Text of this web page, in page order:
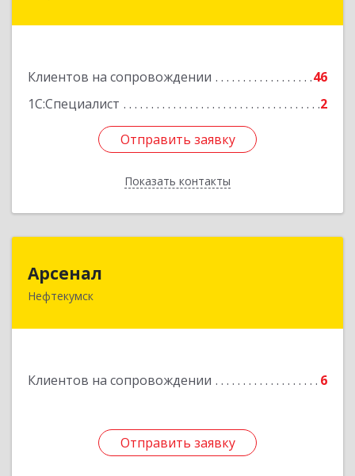
Клиентов на сопровождении
46
1С:Специалист
2
Отправить заявку
Показать контакты
Подробнее
Отправить заявку
Назад
Арсенал
Нефтекумск
Клиентов на сопровождении 6
Отправить заявку
Отправить заявку